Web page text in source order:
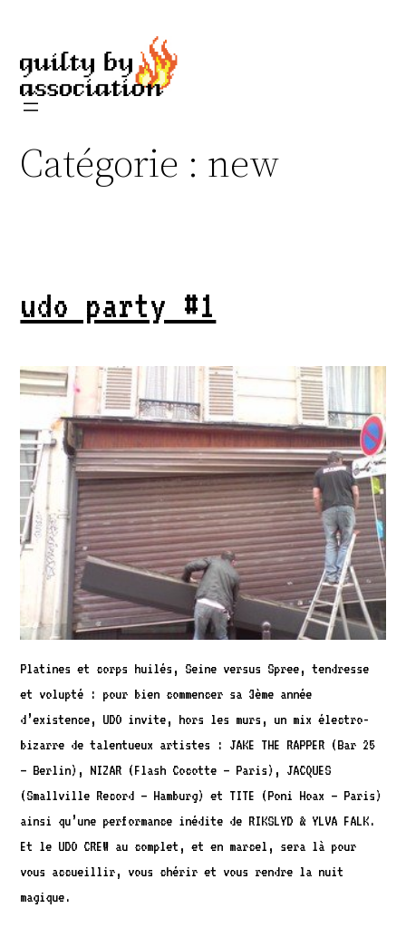
contenu
Catégorie : new
udo party #1
Platines et corps huilés, Seine versus Spree, tendresse
et volupté : pour bien commencer sa 3ème année
d’existence, UDO invite, hors les murs, un mix électro-
bizarre de talentueux artistes : JAKE THE RAPPER (Bar 25
– Berlin), NIZAR (Flash Cocotte – Paris), JACQUES
(Smallville Record – Hamburg) et TITE (Poni Hoax – Paris)
ainsi qu’une performance inédite de RIKSLYD & YLVA FALK.
Et le UDO CREW au complet, et en marcel, sera là pour
vous accueillir, vous chérir et vous rendre la nuit
magique.